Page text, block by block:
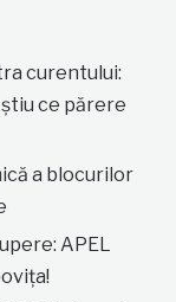
curentului:
ce părere
a blocurilor
APEL